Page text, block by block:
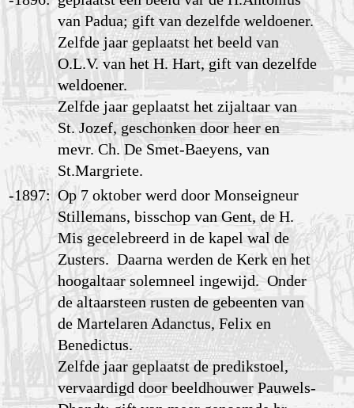
van Padua; gift van dezelfde weldoener.
Zelfde jaar geplaatst het beeld van
O.L.V. van het H. Hart, gift van dezelfde
weldoener.
Zelfde jaar geplaatst het zijaltaar van
St. Jozef, geschonken door heer en
mevr. Ch. De Smet-Baeyens, van
St.Margriete.
-1897:Op 7 oktober werd door Monseigneur
Stillemans, bisschop van Gent, de H.
Mis gecelebreerd in de kapel wal de
Zusters. Daarna werden de Kerk en het
hoogaltaar solemneel ingewijd. Onder
de altaarsteen rusten de gebeenten van
de Martelaren Adanctus, Felix en
Benedictus.
Zelfde jaar geplaatst de predikstoel,
vervaardigd door beeldhouwer Pauwels-